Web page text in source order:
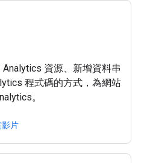
資源、新增資料串
程式碼的方式，為網站
。
片